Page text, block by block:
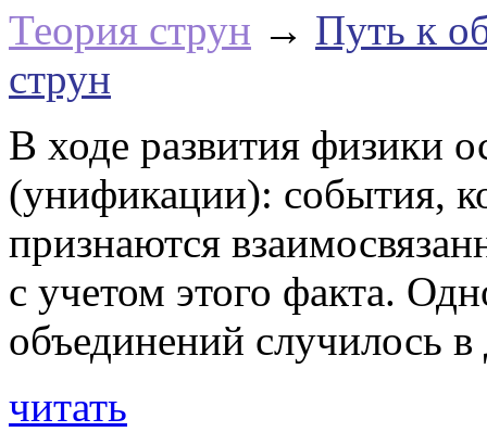
Теория струн → Путь к
струн
В ходе развития физики
(унификации): события,
признаются
с учетом этого факта.
объединений случилось в
читать